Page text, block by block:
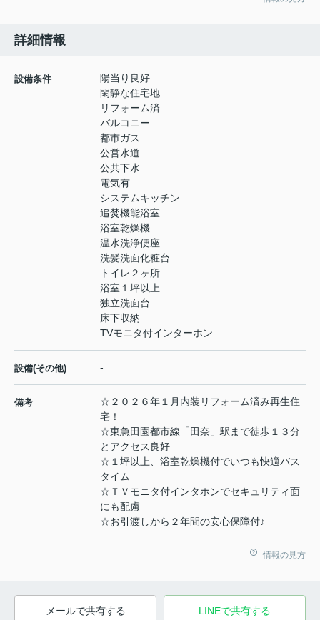
詳細情報
設備条件
陽当り良好
閑静な住宅地
リフォーム済
バルコニー
都市ガス
公営水道
公共下水
電気有
システムキッチン
追焚機能浴室
浴室乾燥機
温水洗浄便座
洗髪洗面化粧台
トイレ２ヶ所
浴室１坪以上
独立洗面台
床下収納
TVモニタ付インターホン
設備(その他) -
備考
☆２０２６年１月内装リフォーム済み再生住
宅！
☆東急田園都市線「田奈」駅まで徒歩１３分
とアクセス良好
☆１坪以上、浴室乾燥機付でいつも快適バス
タイム
☆ＴＶモニタ付インタホンでセキュリティ面
にも配慮
☆お引渡しから２年間の安心保障付♪
情報の見方
メールで共有する LINEで共有する